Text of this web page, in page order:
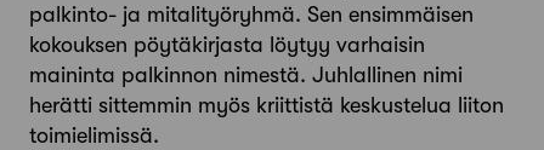
palkinto- ja mitalityöryhmä. Sen ensimmäisen
kokouksen pöytäkirjasta löytyy varhaisin
maininta palkinnon nimestä. Juhlallinen nimi
herätti sittemmin myös kriittistä keskustelua liiton
toimielimissä.